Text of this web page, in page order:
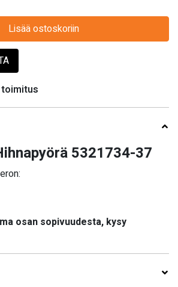
Lisää ostoskoriin
5321734-37
osan sopivuudesta, kysy